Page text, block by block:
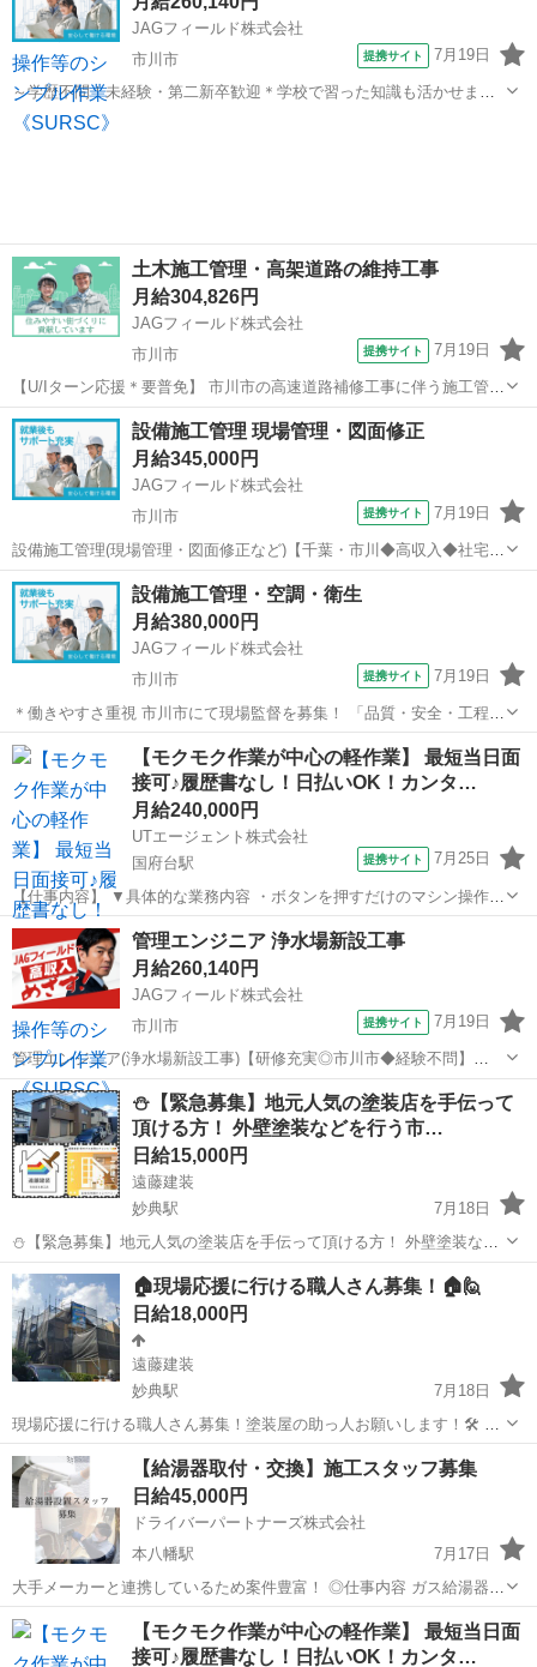
JAGフィールド株式会社
市川市
提携サイト 7月19日
～学歴不問！未経験・第二新卒歓迎＊学校で習った知識も活かせます
～ 建設プロジェクトの技術総合職の募集です。 ＜入社後の研修体制＞千葉 市川市
土木施工管理・高架道路の維持工事
月給304,826円
JAGフィールド株式会社
市川市
提携サイト 7月19日
【U/Iターン応援＊要普免】 市川市の高速道路補修工事に伴う施工管理
のお仕事です。 【お仕事内容】 工程管理 品質管理 安全管理 写真管理
報告書作成(Word/Excel) 協力会社対応 【応募条件】 現場監督を4...
千葉 市川市 大工
設備施工管理 現場管理・図面修正
月給345,000円
JAGフィールド株式会社
市川市
提携サイト 7月19日
設備施工管理(現場管理・図面修正など)【千葉・市川◆高収入◆社宅
&amp;帰省費も】 ●業務エリア：市川・松戸・船橋・鎌ヶ谷 など●担
当物件：オフィスビル・マンション・商業施設など●給排水・衛生・空
調設備における設備施工...
千葉 市川市 その他
設備施工管理・空調・衛生
月給380,000円
JAGフィールド株式会社
市川市
提携サイト 7月19日
＊働きやすさ重視 市川市にて現場監督を募集！ 「品質・安全・工程を
しっかり管理し、現場全体をスムーズに進めたい」 そんな方にぴった
りの環境です。あなたがこれまで培った経験はしっかり評価致しま
す！ ＜プロジェクト内容＞...
千葉 その他
【モクモク作業が中心の軽作業】 最短当日面
接可♪履歴書なし！日払いOK！カンタ…
月給240,000円
UTエージェント株式会社
国府台駅
提携サイト 7月25日
【仕事内容】 ▼具体的な業務内容 ・ボタンを押すだけのマシン操作
・製品にキズがないかコツコツチェックする検査 ・手のひらサイズの
製品組み立て ・できあがった製品の梱包、ラベル貼り ・材料の取り出
し、ピッキング作...
千葉 市川市 国府台駅 建築
管理エンジニア 浄水場新設工事
月給260,140円
JAGフィールド株式会社
市川市
提携サイト 7月19日
管理エンジニア(浄水場新設工事)【研修充実◎市川市◆経験不問】
【新たなスキルを磨ける職場◎管理エンジニア募集】千葉県市川市に
てポンプ場新設工事における管理エンジニアを募集！今回の募集は経
験不問◎新たなスキルを身に着けた...
千葉 市川市 その他
⛄【緊急募集】地元人気の塗装店を手伝って
頂ける方！ 外壁塗装などを行う市…
日給15,000円
遠藤建装
妙典駅
7月18日
⛄【緊急募集】地元人気の塗装店を手伝って頂ける方！ 外壁塗装など
を行う市川の遠藤建装では、 繁忙期につき、職人さん、助っ人スタッ
フさんを大募集😊✨ 下記の条件で業務を真面目、誠実に 対応できる方
を求めています！💡 ...
千葉 市川市 妙典駅 建築 スタッフ
🏠現場応援に行ける職人さん募集！🏠🙋
日給18,000円
遠藤建装
妙典駅
7月18日
現場応援に行ける職人さん募集！塗装屋の助っ人お願いします！🛠️ 建
物の塗装や防水工事を専門的に行っている 市川の塗装店、遠藤建装で
す！🎨 私たちは現在、助っ人として現場に向かってくれる 職人さんを
探しています！ ⚫現...
千葉 市川市 妙典駅 その他 助っ人
【給湯器取付・交換】施工スタッフ募集
日給45,000円
ドライバーパートナーズ株式会社
本八幡駅
7月17日
大手メーカーと連携しているため案件豊富！ ◎仕事内容 ガス給湯器・
電気給湯器の取付・交換・撤去を行うお仕事です。 ・1日1〜4件の施
工（ご自身で件数選択可能） ・事務処理は連携会社本部が代行！ ・現
場情報はスマホに届くので...
千葉 本八幡駅 建築 給湯器
【モクモク作業が中心の軽作業】 最短当日面
接可♪履歴書なし！日払いOK！カンタ…